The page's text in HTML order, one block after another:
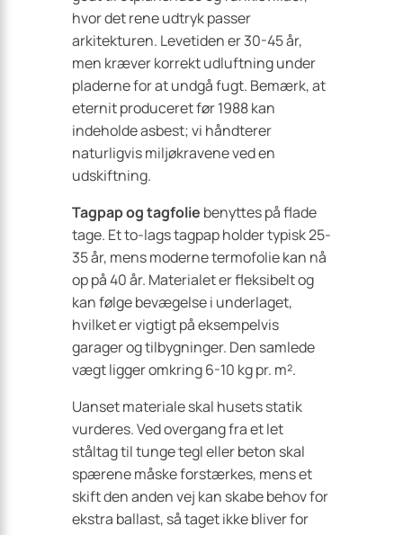
hvor det rene udtryk passer
arkitekturen. Levetiden er 30-45 år,
men kræver korrekt udluftning under
pladerne for at undgå fugt. Bemærk, at
eternit produceret før 1988 kan
indeholde asbest; vi håndterer
naturligvis miljøkravene ved en
udskiftning.
Tagpap og tagfolie benyttes på flade
tage. Et to-lags tagpap holder typisk 25-
35 år, mens moderne termofolie kan nå
op på 40 år. Materialet er fleksibelt og
kan følge bevægelse i underlaget,
hvilket er vigtigt på eksempelvis
garager og tilbygninger. Den samlede
vægt ligger omkring 6-10 kg pr. m².
Uanset materiale skal husets statik
vurderes. Ved overgang fra et let
ståltag til tunge tegl eller beton skal
spærene måske forstærkes, mens et
skift den anden vej kan skabe behov for
ekstra ballast, så taget ikke bliver for